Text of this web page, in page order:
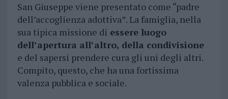
San Giuseppe viene presentato come “padre
dell’accoglienza adottiva”. La famiglia, nella
sua tipica missione di essere luogo
dell’apertura all’altro, della condivisione
e del sapersi prendere cura gli uni degli altri.
Compito, questo, che ha una fortissima
valenza pubblica e sociale.